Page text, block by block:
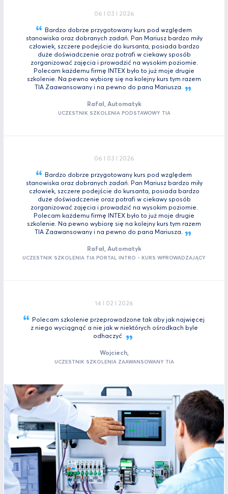
06 I 03 I 2026
Bardzo dobrze przygotowany kurs pod względem
stanowiska oraz dobranych zadań. Pan Mariusz bardzo miły
człowiek, szczere podejście do kursanta, posiada bardzo
duże doświadczenie oraz potrafi w ciekawy sposób
zorganizować zajęcia i prowadzić na wysokim poziomie.
Polecam każdemu firmę INTEX było to już moje drugie
szkolenie. Na pewno wybiorę się na kolejny kurs tym razem
TIA Zaawansowany i na pewno do pana Mariusza.
Rafał, Automatyk
UCZESTNIK SZKOLENIA PODSTAWOWY TIA
06 I 03 I 2026
Bardzo dobrze przygotowany kurs pod względem
stanowiska oraz dobranych zadań. Pan Mariusz bardzo miły
człowiek, szczere podejście do kursanta, posiada bardzo
duże doświadczenie oraz potrafi w ciekawy sposób
zorganizować zajęcia i prowadzić na wysokim poziomie.
Polecam każdemu firmę INTEX było to już moje drugie
szkolenie. Na pewno wybiorę się na kolejny kurs tym razem
TIA Zaawansowany i na pewno do pana Mariusza.
Rafał, Automatyk
UCZESTNIK SZKOLENIA TIA PORTAL INTRO - KURS WPROWADZAJĄCY
14 I 02 I 2026
Polecam szkolenie przeprowadzone tak aby jak najwięcej
z niego wyciągnąć a nie jak w niektórych ośrodkach byle
odhaczyć
Wojciech,
UCZESTNIK SZKOLENIA ZAAWANSOWANY TIA